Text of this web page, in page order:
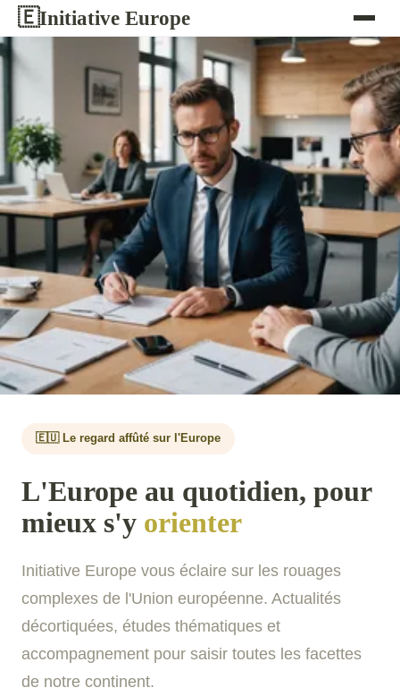
🇪Initiative Europe
🇪🇺 Le regard affûté sur l'Europe
L'Europe au quotidien, pour
mieux s'y orienter
Initiative Europe vous éclaire sur les rouages
complexes de l'Union européenne. Actualités
décortiquées, études thématiques et
accompagnement pour saisir toutes les facettes
de notre continent.